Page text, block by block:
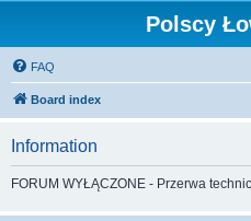
Polscy
FAQ
Board index
Information
FORUM WYŁĄCZONE - Przerwa